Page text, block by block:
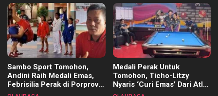
Sambo Sport Tomohon,
Andini Raih Medali Emas,
Febrisilia Perak di Porprov
Sulut 2025
Medali Perak Untuk
Tomohon, Ticho-Litzy
Nyaris ‘Curi Emas’ Dari Atlet
Biliar PON di Porprov Sulut